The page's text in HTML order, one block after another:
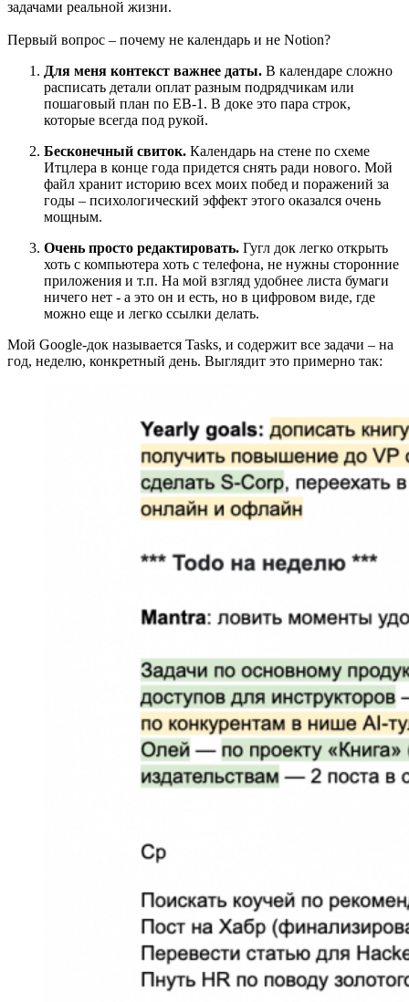
задачами реальной жизни.
Первый вопрос – почему не календарь и не Notion?
Для меня контекст важнее даты. В календаре сложно
расписать детали оплат разным подрядчикам или
пошаговый план по EB-1. В доке это пара строк,
которые всегда под рукой.
Бесконечный свиток. Календарь на стене по схеме
Итцлера в конце года придется снять ради нового. Мой
файл хранит историю всех моих побед и поражений за
годы – психологический эффект этого оказался очень
мощным.
Очень просто редактировать. Гугл док легко открыть
хоть с компьютера хоть с телефона, не нужны сторонние
приложения и т.п. На мой взгляд удобнее листа бумаги
ничего нет - а это он и есть, но в цифровом виде, где
можно еще и легко ссылки делать.
Мой Google-док называется Tasks, и содержит все задачи – на
год, неделю, конкретный день. Выглядит это примерно так: